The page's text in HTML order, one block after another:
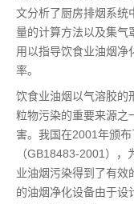
文分析了厨房排烟系统
量的计算方法以及集气
用以指导饮食业油烟净
率
饮食业油烟以气溶胶的
粒物污染的重要来源之
害。我国在2001年颁
（GB18483-2001）
业油烟污染得到了有效
的油烟净化设备由于设